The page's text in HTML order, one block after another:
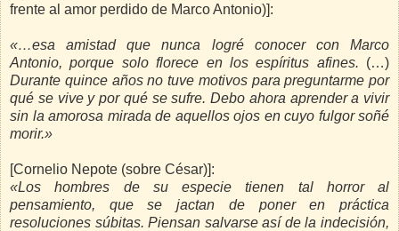
frente al amor perdido de Marco Antonio)]:
«…esa amistad que nunca logré conocer con Marco
Antonio, porque solo florece en los espíritus afines. (…)
Durante quince años no tuve motivos para preguntarme por
qué se vive y por qué se sufre. Debo ahora aprender a vivir
sin la amorosa mirada de aquellos ojos en cuyo fulgor soñé
morir.»
[Cornelio Nepote (sobre César)]:
«Los hombres de su especie tienen tal horror al
pensamiento, que se jactan de poner en práctica
resoluciones súbitas. Piensan salvarse así de la indecisión,